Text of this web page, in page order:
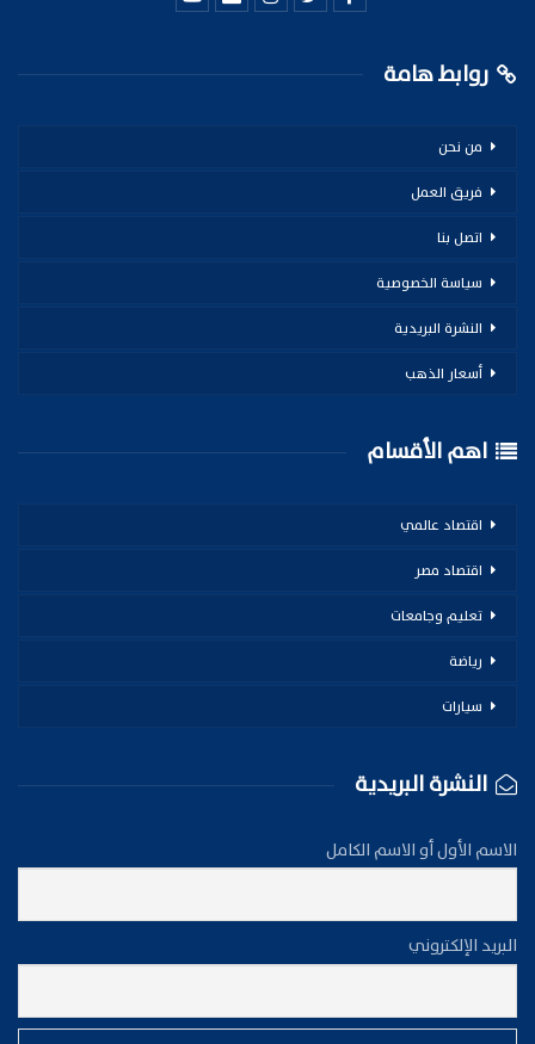
روابط هامة
من نحن
فريق العمل
اتصل بنا
سياسة الخصوصية
النشرة البريدية
أسعار الذهب
اهم الأقسام
اقتصاد عالمي
اقتصاد مصر
تعليم وجامعات
رياضة
سيارات
النشرة البريدية
الاسم الأول أو الاسم الكامل
البريد الإلكتروني